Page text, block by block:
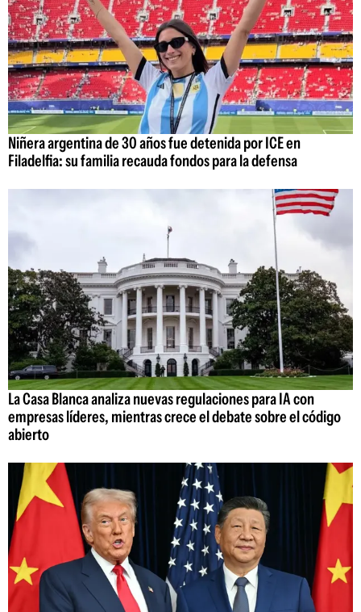
Niñera argentina de 30 años fue detenida por ICE en
Filadelfia: su familia recauda fondos para la defensa
La Casa Blanca analiza nuevas regulaciones para IA con
empresas líderes, mientras crece el debate sobre el código
abierto